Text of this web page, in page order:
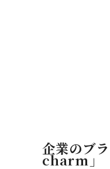
企業のブ
charm」